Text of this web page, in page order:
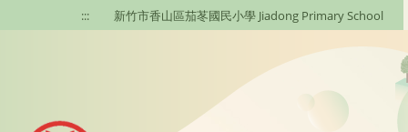
移至網頁之主要內容區位置
::: 新竹市香山區茄苳國民小學 Jiadong Primary School